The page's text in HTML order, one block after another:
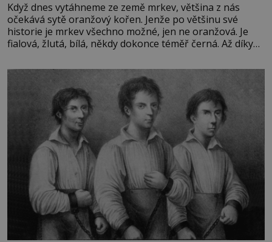
Když dnes vytáhneme ze země mrkev, většina z nás
očekává sytě oranžový kořen. Jenže po většinu své
historie je mrkev všechno možné, jen ne oranžová. Je
fialová, žlutá, bílá, někdy dokonce téměř černá. Až díky
bez které si českou zahradu ani nedokážeme představit.